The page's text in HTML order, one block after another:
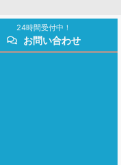
24時間受付中！
お問い合わせ